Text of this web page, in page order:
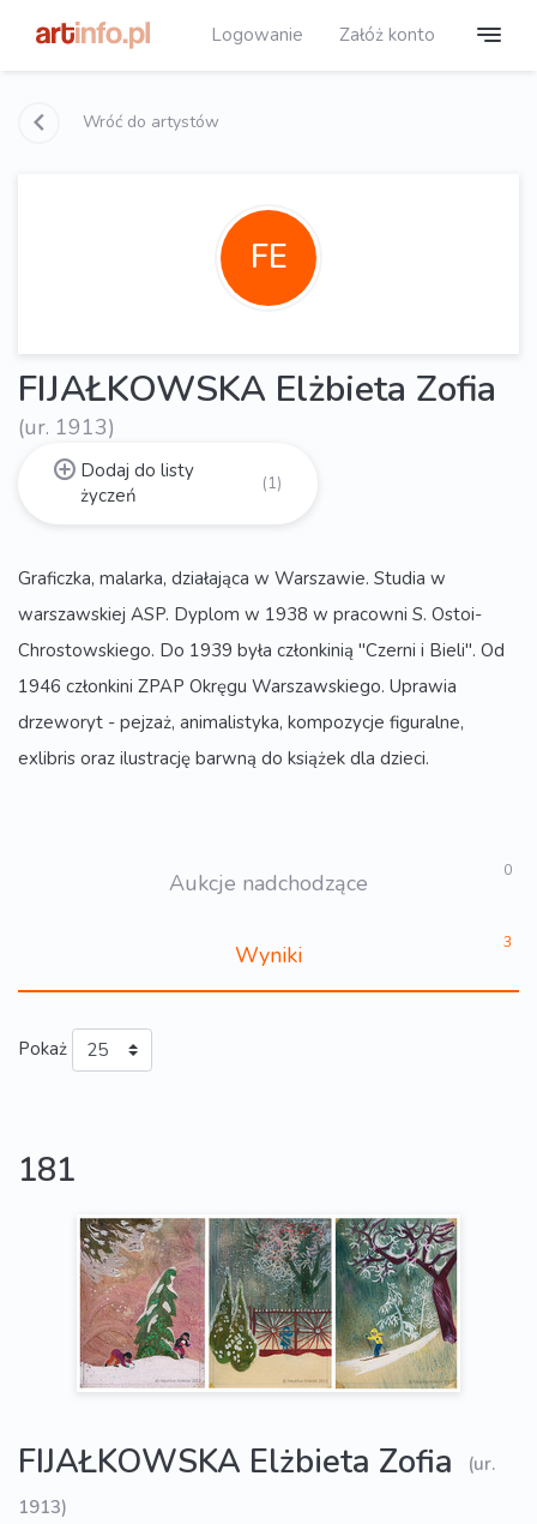
Logowanie Załóż konto
Wróć do artystów
FE
FIJAŁKOWSKA Elżbieta Zofia
(ur. 1913)
Dodaj do listy
życzeń
(1)
Graficzka, malarka, działająca w Warszawie. Studia w
warszawskiej ASP. Dyplom w 1938 w pracowni S. Ostoi-
Chrostowskiego. Do 1939 była członkinią "Czerni i Bieli". Od
1946 członkini ZPAP Okręgu Warszawskiego. Uprawia
drzeworyt - pejzaż, animalistyka, kompozycje figuralne,
exlibris oraz ilustrację barwną do książek dla dzieci.
Aukcje nadchodzące 0
Wyniki 3
Pokaż
181
FIJAŁKOWSKA Elżbieta Zofia
(ur.
1913)